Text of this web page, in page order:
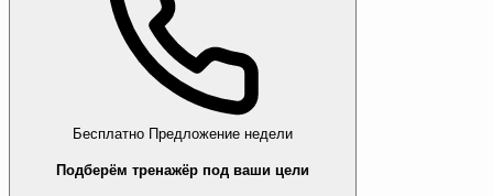
Бесплатно Предложение недели
Подберём тренажёр под ваши цели